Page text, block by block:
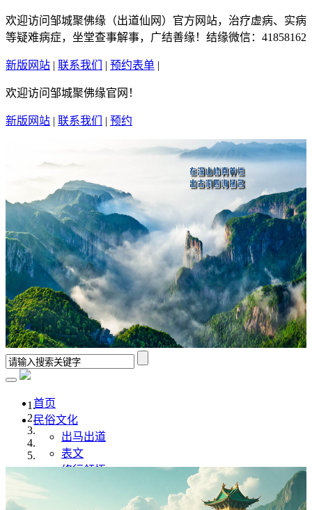
欢迎访问邹城聚佛缘（出道仙网）官方网站，治疗虚病、实病
等疑难病症，坐堂查事解事，广结善缘！结缘微信：41858162
新版网站 | 联系我们 | 预约表单 |
欢迎访问邹城聚佛缘官网！
新版网站 | 联系我们 | 预约
首页
民俗文化
出马出道
表文
修行领悟